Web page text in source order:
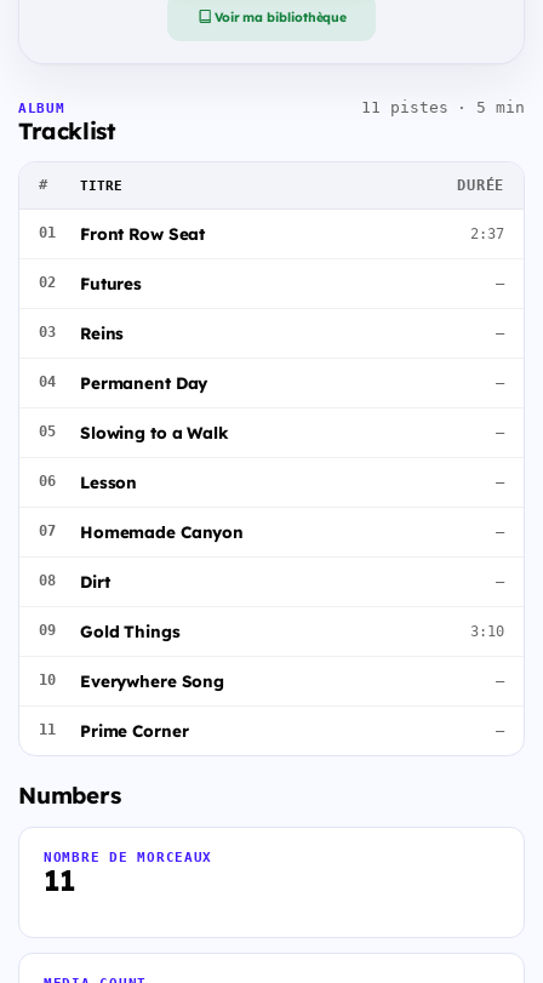
Voir ma bibliothèque
ALBUM
Tracklist
11 pistes · 5 min
# TITRE DURÉE
01 Front Row Seat 2:37
02 Futures —
03 Reins —
04 Permanent Day —
05 Slowing to a Walk —
06 Lesson —
07 Homemade Canyon —
08 Dirt —
09 Gold Things 3:10
10 Everywhere Song —
11 Prime Corner —
Numbers
11
NOMBRE DE MORCEAUX